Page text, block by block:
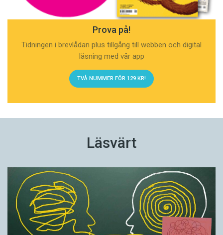
Prova på!
Tidningen i brevlådan plus tillgång till webben och digital
läsning med vår app
TVÅ NUMMER FÖR 129 KR!
Läsvärt